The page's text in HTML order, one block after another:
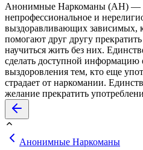
Анонимные Наркоманы (АН) —
непрофессиональное и
выздоравливающих зависимых,
помогают друг другу
научиться жить без них.
сделать доступной информацию
выздоровления тем, кто еще
страдает от наркомании.
желание прекратить
Анонимные Наркоманы